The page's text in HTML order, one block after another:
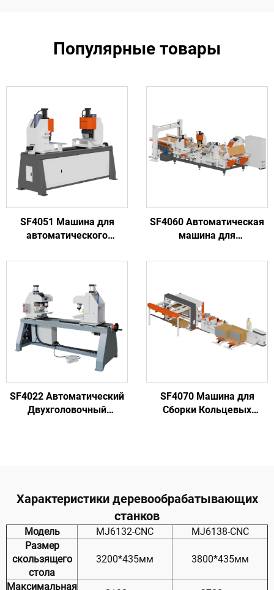
Популярные товары
SF4051 Машина для
автоматического
заклепок высокой
SF4060 Автоматическая
машина для
деревянных поддонов
SF4022 Автоматический
Двухголовочный
SF4070 Машина для
Сборки Кольцевых
Характеристики деревообрабатывающих
станков
Модель MJ6132-CNC
MJ6138-CNC
Размер
скользящего
стола
3200*435мм 3800*435мм
Максимальная